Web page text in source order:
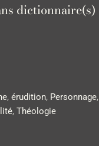
dictionnaire(s)
, érudition, Personnage,
, Théologie